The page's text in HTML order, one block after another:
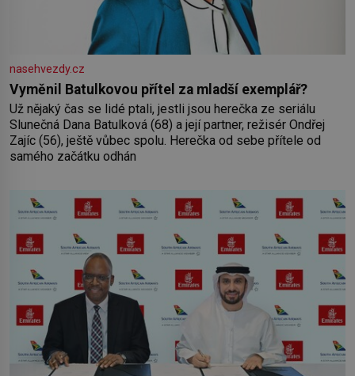
nasehvezdy.cz
Vyměnil Batulkovou přítel za mladší exemplář?
Už nějaký čas se lidé ptali, jestli jsou herečka ze seriálu
Slunečná Dana Batulková (68) a její partner, režisér Ondřej
Zajíc (56), ještě vůbec spolu. Herečka od sebe přítele od
samého začátku odhán